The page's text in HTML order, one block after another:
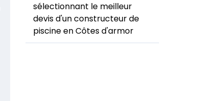
sélectionnant le meilleur
devis d'un constructeur de
piscine en Côtes d'armor